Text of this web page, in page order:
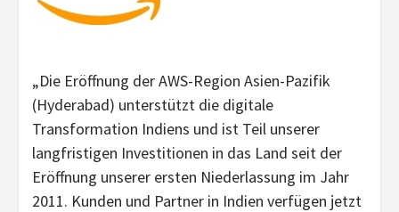
„Die Eröffnung der AWS-Region Asien-Pazifik
(Hyderabad) unterstützt die digitale
Transformation Indiens und ist Teil unserer
langfristigen Investitionen in das Land seit der
Eröffnung unserer ersten Niederlassung im Jahr
2011. Kunden und Partner in Indien verfügen jetzt